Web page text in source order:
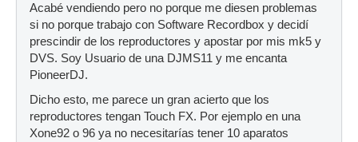
Acabé vendiendo pero no porque me diesen problemas
si no porque trabajo con Software Recordbox y decidí
prescindir de los reproductores y apostar por mis mk5 y
DVS. Soy Usuario de una DJMS11 y me encanta
PioneerDJ.
Dicho esto, me parece un gran acierto que los
reproductores tengan Touch FX. Por ejemplo en una
Xone92 o 96 ya no necesitarías tener 10 aparatos